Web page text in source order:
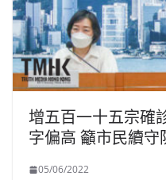
增五百一十五宗確
字偏高 籲市民續
05/06/2022